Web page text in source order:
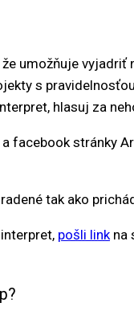
umožňuje
s
hlasuj za
facebook stránky
tak ako
pošli link na